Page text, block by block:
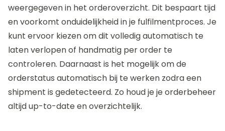
weergegeven in het orderoverzicht. Dit bespaart tijd
en voorkomt onduidelijkheid in je fulfilmentproces. Je
kunt ervoor kiezen om dit volledig automatisch te
laten verlopen of handmatig per order te
controleren. Daarnaast is het mogelijk om de
orderstatus automatisch bij te werken zodra een
shipment is gedetecteerd. Zo houd je je orderbeheer
altijd up-to-date en overzichtelijk.